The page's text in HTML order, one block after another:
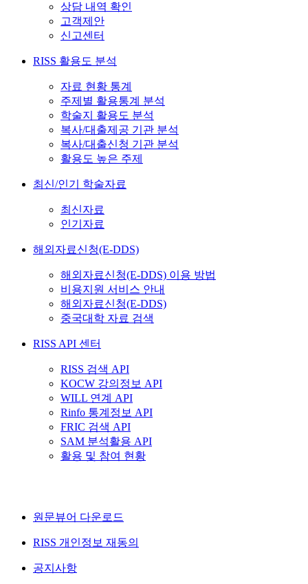
상담 내역 확인
고객제안
신고센터
RISS 활용도 분석
자료 현황 통계
주제별 활용통계 분석
학술지 활용도 분석
복사/대출제공 기관 분석
복사/대출신청 기관 분석
활용도 높은 주제
최신/인기 학술자료
최신자료
인기자료
해외자료신청(E-DDS)
해외자료신청(E-DDS) 이용 방법
비용지원 서비스 안내
해외자료신청(E-DDS)
중국대학 자료 검색
RISS API 센터
RISS 검색 API
KOCW 강의정보 API
WILL 연계 API
Rinfo 통계정보 API
FRIC 검색 API
SAM 분석활용 API
활용 및 참여 현황
원문뷰어 다운로드
RISS 개인정보 재동의
공지사항